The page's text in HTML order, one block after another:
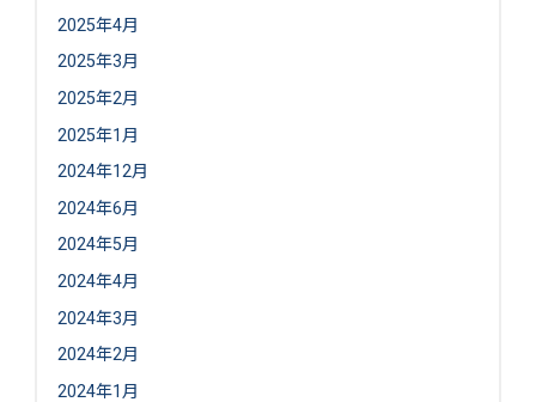
2025年4月
2025年3月
2025年2月
2025年1月
2024年12月
2024年6月
2024年5月
2024年4月
2024年3月
2024年2月
2024年1月